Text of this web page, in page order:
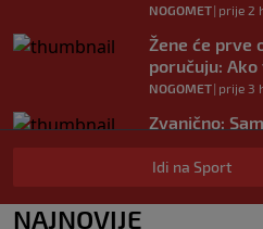
NOGOMET| prije 2
Žene će prve
poručuju:
NOGOMET| prije 3
Zvanično:
zadužio broj
NOGOMET|prije 5 h
Prije nekoliko
Idi na Sport
NAJNOVIJE